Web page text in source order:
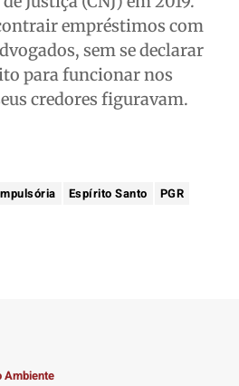
empréstimos com
sem se declarar
para funcionar nos
credores figuravam.
Espírito Santo
PGR
Ambiente